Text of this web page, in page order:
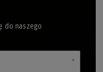
do naszego